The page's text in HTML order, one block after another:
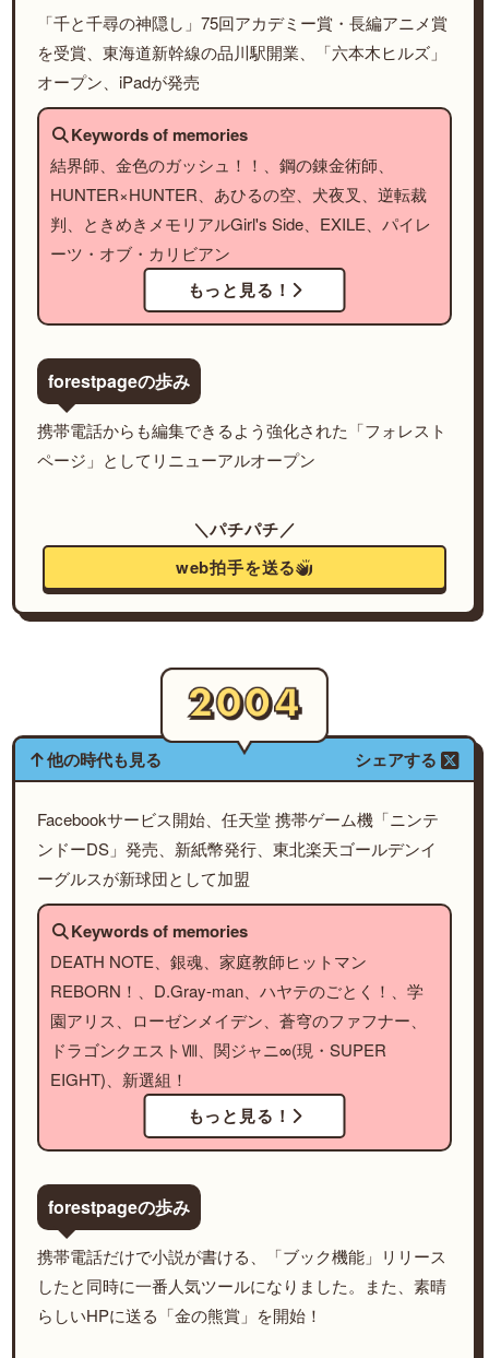
「千と千尋の神隠し」75回アカデミー賞・長編アニメ賞
を受賞、東海道新幹線の品川駅開業、「六本木ヒルズ」
オープン、iPadが発売
Keywords of memories
結界師、金色のガッシュ！！、鋼の錬金術師、
HUNTER×HUNTER、あひるの空、犬夜叉、逆転裁
判、ときめきメモリアルGirl's Side、EXILE、パイレ
ーツ・オブ・カリビアン
もっと見る！
forestpageの歩み
携帯電話からも編集できるよう強化された「フォレスト
ページ」としてリニューアルオープン
＼パチパチ／
web拍手を送る
他の時代も見る シェアする
Facebookサービス開始、任天堂 携帯ゲーム機「ニンテ
ンドーDS」発売、新紙幣発行、東北楽天ゴールデンイ
ーグルスが新球団として加盟
Keywords of memories
DEATH NOTE、銀魂、家庭教師ヒットマン
REBORN！、D.Gray-man、ハヤテのごとく！、学
園アリス、ローゼンメイデン、蒼穹のファフナー、
ドラゴンクエストⅧ、関ジャニ∞(現・SUPER
EIGHT)、新選組！
もっと見る！
forestpageの歩み
携帯電話だけで小説が書ける、「ブック機能」リリース
したと同時に一番人気ツールになりました。また、素晴
らしいHPに送る「金の熊賞」を開始！